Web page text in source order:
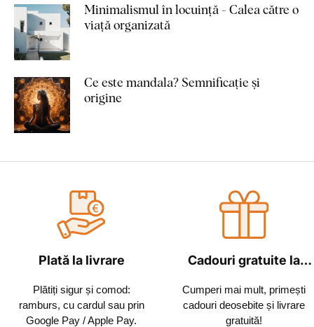
Minimalismul în locuință - Calea către o
viață organizată
Ce este mandala? Semnificație și
origine
Plată la livrare
Plătiți sigur și comod:
ramburs, cu cardul sau prin
Google Pay / Apple Pay.
Cadouri gratuite la
Cumperi mai mult, primești
cadouri deosebite și livrare
gratuită!